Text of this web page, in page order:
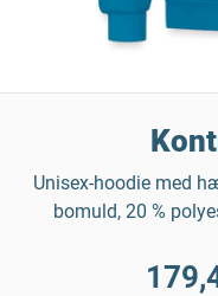
Unisex-hoodie med
bomuld, 20 %